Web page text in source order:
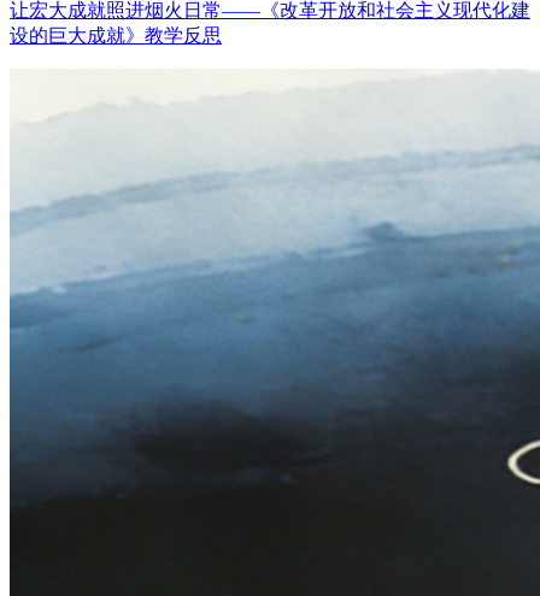
让宏大成就照进烟火日常——《改革开放和社会主义现代化建
设的巨大成就》教学反思